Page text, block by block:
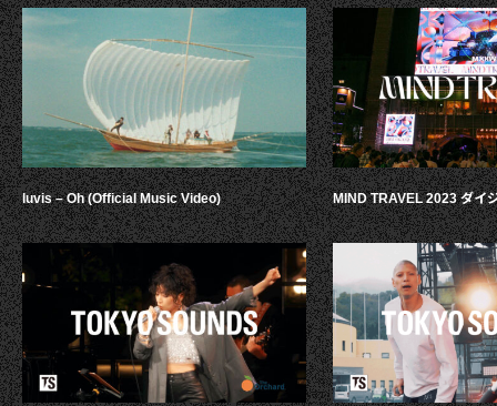
luvis – Oh (Official Music Video) MIND TRAVEL 2023 ダイ